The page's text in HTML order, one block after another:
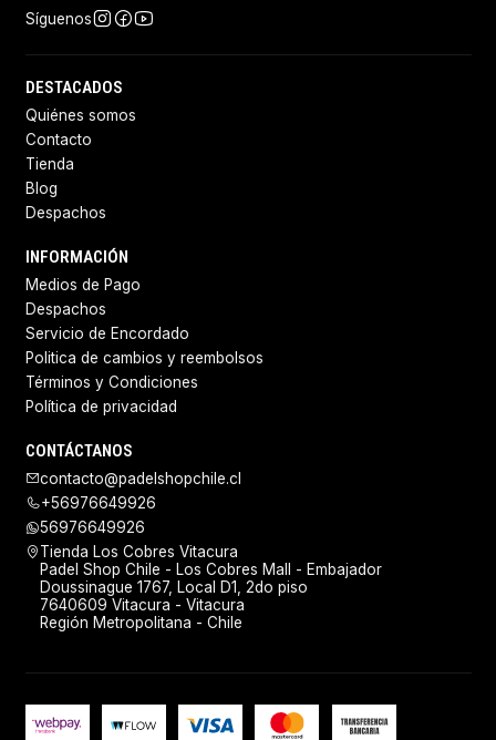
Síguenos
DESTACADOS
Quiénes somos
Contacto
Tienda
Blog
Despachos
INFORMACIÓN
Medios de Pago
Despachos
Servicio de Encordado
Politica de cambios y reembolsos
Términos y Condiciones
Política de privacidad
CONTÁCTANOS
contacto@padelshopchile.cl
+56976649926
56976649926
Tienda Los Cobres Vitacura
Padel Shop Chile - Los Cobres Mall - Embajador
Doussinague 1767, Local D1, 2do piso
7640609 Vitacura - Vitacura
Región Metropolitana - Chile